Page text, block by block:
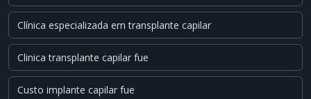
Clínica especializada em transplante capilar
Clinica transplante capilar fue
Custo implante capilar fue